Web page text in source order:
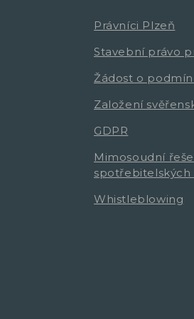
Právníci Plzeň
Stavební právo
Žádost o
Založení
GDPR
Mimosoudní
spotřebitelských
Whistleblowing